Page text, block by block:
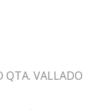
VALLADO